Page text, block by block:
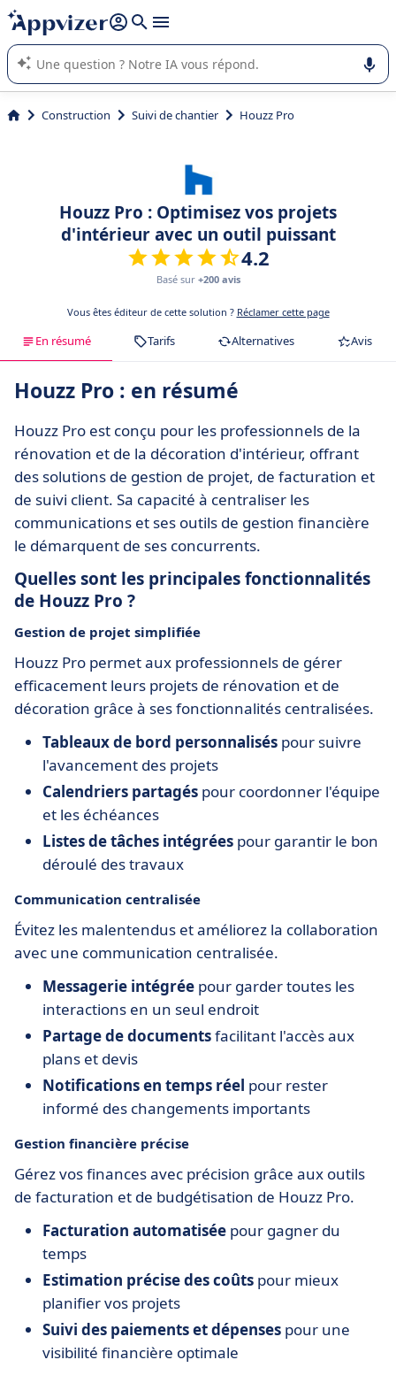
répondre (plusieurs lignes avec
L'IA de Appvizer vous guide dans l'utilisation ou la sélection de
logiciel SaaS en entreprise.
Construction Suivi de chantier Houzz Pro
Houzz Pro : Optimisez vos projets
d'intérieur avec un outil puissant
4.2
Basé sur +200 avis
Vous êtes éditeur de cette solution ? Réclamer cette page
En résumé Tarifs Alternatives Avis
Houzz Pro : en résumé
Houzz Pro est conçu pour les professionnels de la
rénovation et de la décoration d'intérieur, offrant
des solutions de gestion de projet, de facturation et
de suivi client. Sa capacité à centraliser les
communications et ses outils de gestion financière
le démarquent de ses concurrents.
Quelles sont les principales fonctionnalités
de Houzz Pro ?
Gestion de projet simplifiée
Houzz Pro permet aux professionnels de gérer
efficacement leurs projets de rénovation et de
décoration grâce à ses fonctionnalités centralisées.
Tableaux de bord personnalisés pour suivre
l'avancement des projets
Calendriers partagés pour coordonner l'équipe
et les échéances
Listes de tâches intégrées pour garantir le bon
déroulé des travaux
Communication centralisée
Évitez les malentendus et améliorez la collaboration
avec une communication centralisée.
Messagerie intégrée pour garder toutes les
interactions en un seul endroit
Partage de documentsfacilitant l'accès aux
plans et devis
Notifications en temps réel pour rester
informé des changements importants
Gestion financière précise
Gérez vos finances avec précision grâce aux outils
de facturation et de budgétisation de Houzz Pro.
Facturation automatisée pour gagner du
temps
Estimation précise des coûts pour mieux
planifier vos projets
Suivi des paiements et dépenses pour une
visibilité financière optimale